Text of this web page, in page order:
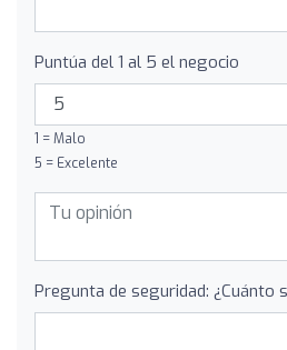
Puntúa del 1 al 5 el negocio
1 = Malo
5 = Excelente
Pregunta de seguridad: ¿Cuánto